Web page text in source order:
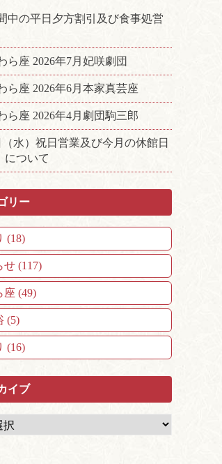
中の平日夕方割引及び食事処営
ら座 2026年7月妃咲劇団
ら座 2026年6月本家真芸座
ら座 2026年4月劇団駒三郎
（水）祝日営業及び今月の休館日
について
リー
(18)
せ (117)
座 (49)
(5)
(16)
イブ